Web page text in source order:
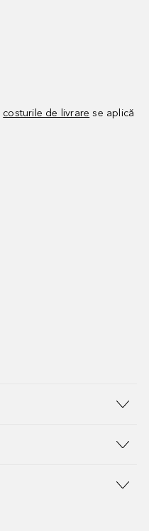
costurile de livrare se aplică